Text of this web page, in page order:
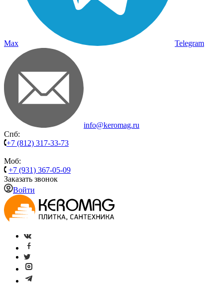
Max Telegram
info@keromag.ru
Спб:
+7 (812) 317-33-73
Моб:
+7 (931) 367-05-09
Заказать звонок
Войти